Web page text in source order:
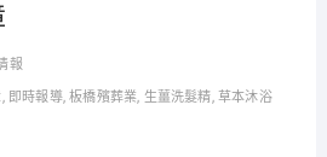
報
, 即時報導,板橋殯葬業, 生薑洗髮精,草本沐浴